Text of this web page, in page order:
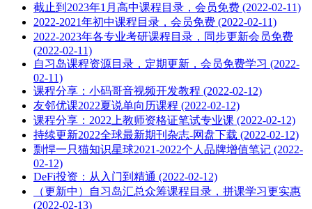
截止到2023年1月高中课程目录，会员免费 (2022-02-11)
2022-2021年初中课程目录，会员免费 (2022-02-11)
2022-2023年各专业考研课程目录，同步更新会员免费
(2022-02-11)
自习岛课程资源目录，定期更新，会员免费学习 (2022-
02-11)
课程分享：小码哥音视频开发教程 (2022-02-12)
友邻优课2022夏说单向历课程 (2022-02-12)
课程分享：2022上教师资格证笔试专业课 (2022-02-12)
持续更新2022全球最新期刊杂志-网盘下载 (2022-02-12)
剽悍一只猫知识星球2021-2022个人品牌增值笔记 (2022-
02-12)
DeFi投资：从入门到精通 (2022-02-12)
（更新中）自习岛汇总众筹课程目录，拼课学习更实惠
(2022-02-13)